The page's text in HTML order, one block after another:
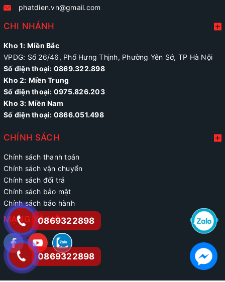
phatdien.vn@gmail.com
CHI NHÁNH
Kho 1: Miền Bắc
VPDG: Số 26/46, Phố Hưng Thịnh, Phường Yên Sở, TP Hà Nội
Số điện thoại: 0869.322.898
Kho 2: Miền Trung
Số điện thoại: 0975.826.203
Kho 3: Miền Nam
Số điện thoại: 0866.051.498
CHÍNH SÁCH
Chính sách thanh toán
Chính sách vận chuyển
Chính sách đổi trả
Chính sách bảo mật
Chính sách bảo hành
MẠNG XÃ HỘI
0869322898
0869322898